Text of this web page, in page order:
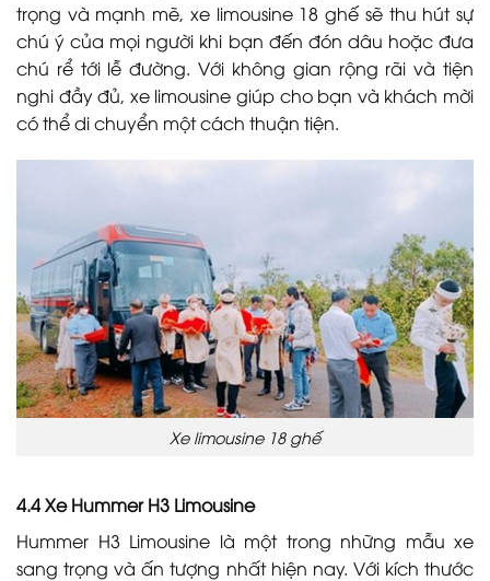
trọng và mạnh mẽ, xe limousine 18 ghế sẽ thu hút sự
chú ý của mọi người khi bạn đến đón dâu hoặc đưa
chú rể tới lễ đường. Với không gian rộng rãi và tiện
nghi đầy đủ, xe limousine giúp cho bạn và khách mời
có thể di chuyển một cách thuận tiện.
Xe limousine 18 ghế
4.4 Xe Hummer H3 Limousine
Hummer H3 Limousine là một trong những mẫu xe
sang trọng và ấn tượng nhất hiện nay. Với kích thước